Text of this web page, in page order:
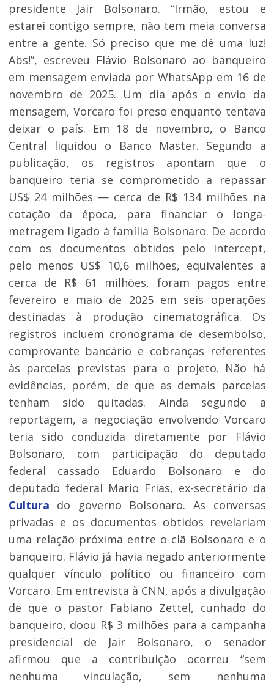
presidente Jair Bolsonaro. “Irmão, estou e
estarei contigo sempre, não tem meia conversa
entre a gente. Só preciso que me dê uma luz!
Abs!”, escreveu Flávio Bolsonaro ao banqueiro
em mensagem enviada por WhatsApp em 16 de
novembro de 2025. Um dia após o envio da
mensagem, Vorcaro foi preso enquanto tentava
deixar o país. Em 18 de novembro, o Banco
Central liquidou o Banco Master. Segundo a
publicação, os registros apontam que o
banqueiro teria se comprometido a repassar
US$ 24 milhões — cerca de R$ 134 milhões na
cotação da época, para financiar o longa-
metragem ligado à família Bolsonaro. De acordo
com os documentos obtidos pelo Intercept,
pelo menos US$ 10,6 milhões, equivalentes a
cerca de R$ 61 milhões, foram pagos entre
fevereiro e maio de 2025 em seis operações
destinadas à produção cinematográfica. Os
registros incluem cronograma de desembolso,
comprovante bancário e cobranças referentes
às parcelas previstas para o projeto. Não há
evidências, porém, de que as demais parcelas
tenham sido quitadas. Ainda segundo a
reportagem, a negociação envolvendo Vorcaro
teria sido conduzida diretamente por Flávio
Bolsonaro, com participação do deputado
federal cassado Eduardo Bolsonaro e do
deputado federal Mario Frias, ex-secretário da
Cultura do governo Bolsonaro. As conversas
privadas e os documentos obtidos revelariam
uma relação próxima entre o clã Bolsonaro e o
banqueiro. Flávio já havia negado anteriormente
qualquer vínculo político ou financeiro com
Vorcaro. Em entrevista à CNN, após a divulgação
de que o pastor Fabiano Zettel, cunhado do
banqueiro, doou R$ 3 milhões para a campanha
presidencial de Jair Bolsonaro, o senador
afirmou que a contribuição ocorreu “sem
nenhuma vinculação, sem nenhuma